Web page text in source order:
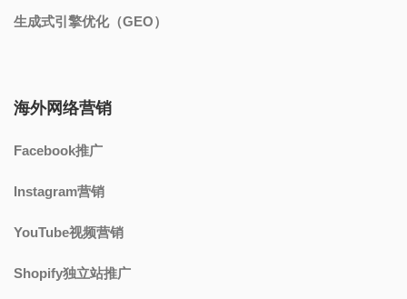
生成式引擎优化（GEO）
海外网络营销
Facebook推广
Instagram营销
YouTube视频营销
Shopify独立站推广